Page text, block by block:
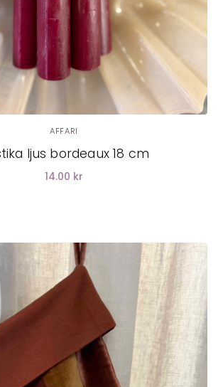
AFFARI
ljus bordeaux 18 cm
14.00 kr